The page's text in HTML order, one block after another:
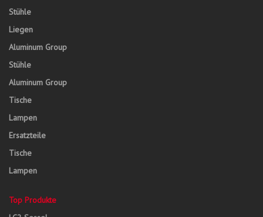
Stühle
Liegen
Aluminum Group
Stühle
Aluminum Group
Tische
Lampen
Ersatzteile
Tische
Lampen
Top Produkte